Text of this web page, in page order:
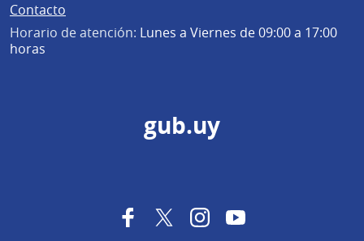
Contacto
Horario de atención: Lunes a Viernes de 09:00 a 17:00
horas
gub.uy
FacebookTwitterInstagramYouTube